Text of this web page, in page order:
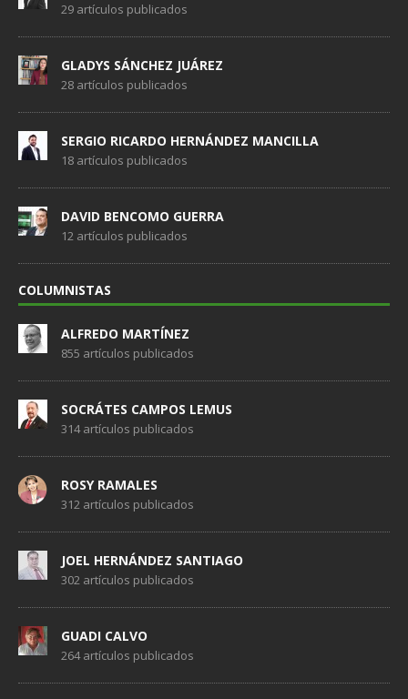
29 artículos publicados
GLADYS SÁNCHEZ JUÁREZ
28 artículos publicados
SERGIO RICARDO HERNÁNDEZ MANCILLA
18 artículos publicados
DAVID BENCOMO GUERRA
12 artículos publicados
COLUMNISTAS
ALFREDO MARTÍNEZ
855 artículos publicados
SOCRÁTES CAMPOS LEMUS
314 artículos publicados
ROSY RAMALES
312 artículos publicados
JOEL HERNÁNDEZ SANTIAGO
302 artículos publicados
GUADI CALVO
264 artículos publicados